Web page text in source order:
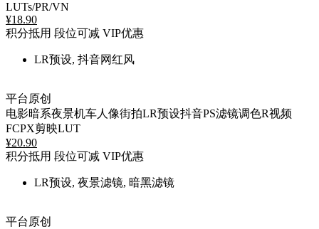
LUTs/PR/VN
¥18.90
积分抵用 段位可减 VIP优惠
LR预设, 抖音网红风
平台原创
电影暗系夜景机车人像街拍LR预设抖音PS滤镜调色R视频
FCPX剪映LUT
¥20.90
积分抵用 段位可减 VIP优惠
LR预设, 夜景滤镜, 暗黑滤镜
平台原创